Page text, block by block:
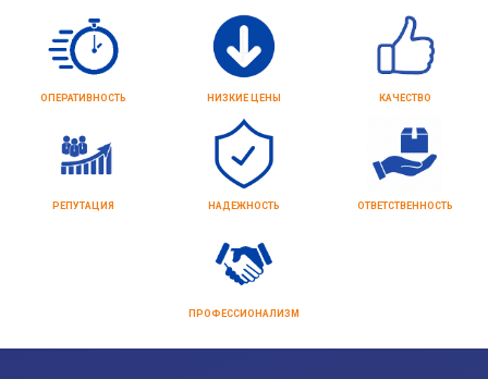
ОПЕРАТИВНОСТЬ НИЗКИЕ ЦЕНЫ КАЧЕСТВО
РЕПУТАЦИЯ НАДЕЖНОСТЬ ОТВЕТСТВЕННОСТЬ
ПРОФЕССИОНАЛИЗМ